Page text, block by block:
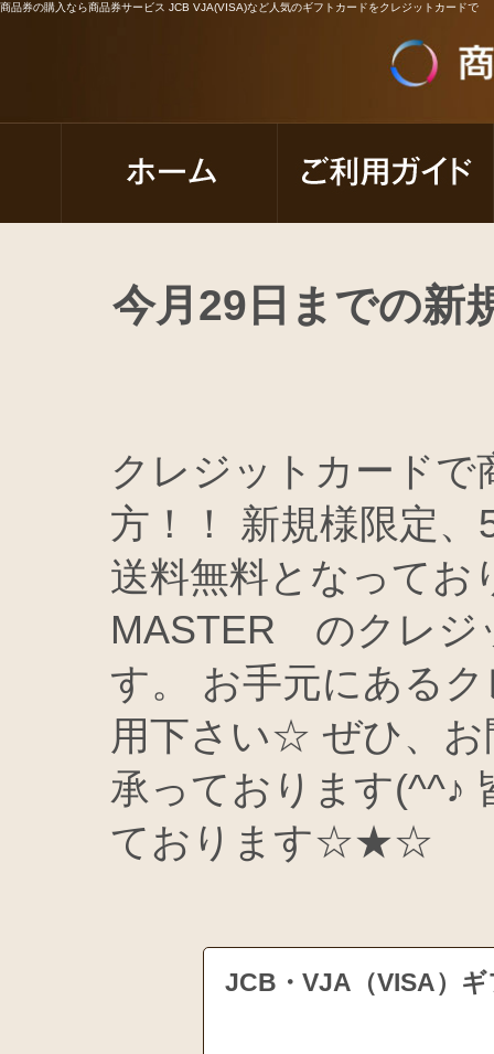
商品券の購入なら商品券サービス JCB VJA(VISA)など人気のギフトカードをクレジットカードで
今月29日までの新
クレジットカードで
方！！ 新規様限定
送料無料となってお
MASTER のクレジ
す。 お手元にある
用下さい☆ ぜひ、お
承っております(^^♪
ております☆★☆
JCB・VJA（VISA）